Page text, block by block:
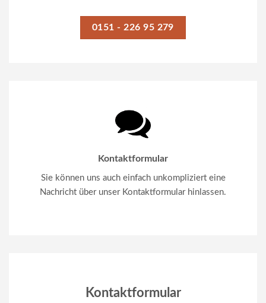
0151 - 226 95 279
Kontaktformular
Sie können uns auch einfach unkompliziert eine
Nachricht über unser Kontaktformular hinlassen.
Kontaktformular